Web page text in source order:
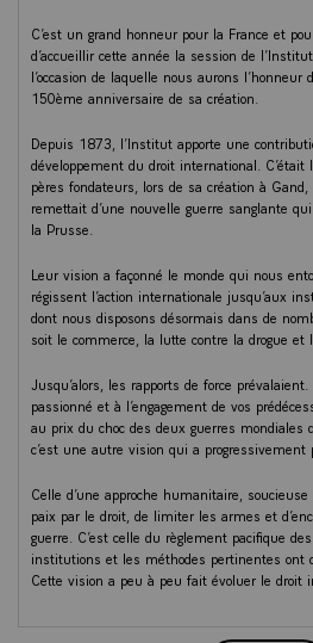
C’est un grand honneur pour la France et
d’accueillir cette année la session de
l’occasion de laquelle nous aurons l’honneur
150ème anniversaire de sa création.
Depuis 1873, l’Institut apporte une
développement du droit international. C’était
pères fondateurs, lors de sa création à Gand,
remettait d’une nouvelle guerre sanglante
la Prusse.
Leur vision a façonné le monde qui nous
régissent l’action internationale jusqu’aux
dont nous disposons désormais dans de
soit le commerce, la lutte contre la drogue et
Jusqu’alors, les rapports de force
passionné et à l’engagement de vos
au prix du choc des deux guerres mondiales
c’est une autre vision qui a progressivement
Celle d’une approche humanitaire,
paix par le droit, de limiter les armes et
guerre. C’est celle du règlement pacifique
institutions et les méthodes pertinentes ont
Cette vision a peu à peu fait évoluer le droit